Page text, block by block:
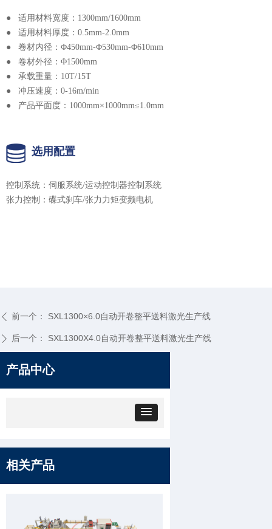
● 适用材料宽度：1300mm/1600mm
● 适用材料厚度：0.5mm-2.0mm
● 卷材内径：Φ450mm-Φ530mm-Φ610mm
● 卷材外径：Φ1500mm
● 承载重量：10T/15T
● 冲压速度：0-16m/min
● 产品平面度：1000mm×1000mm≤1.0mm
选用配置
控制系统：伺服系统/运动控制器控制系统
张力控制：碟式刹车/张力力矩变频电机
ꄴ 前一个： SXL1300×6.0自动开卷整平送料激光生产线
ꄲ 后一个： SXL1300X4.0自动开卷整平送料激光生产线
产品中心
相关产品